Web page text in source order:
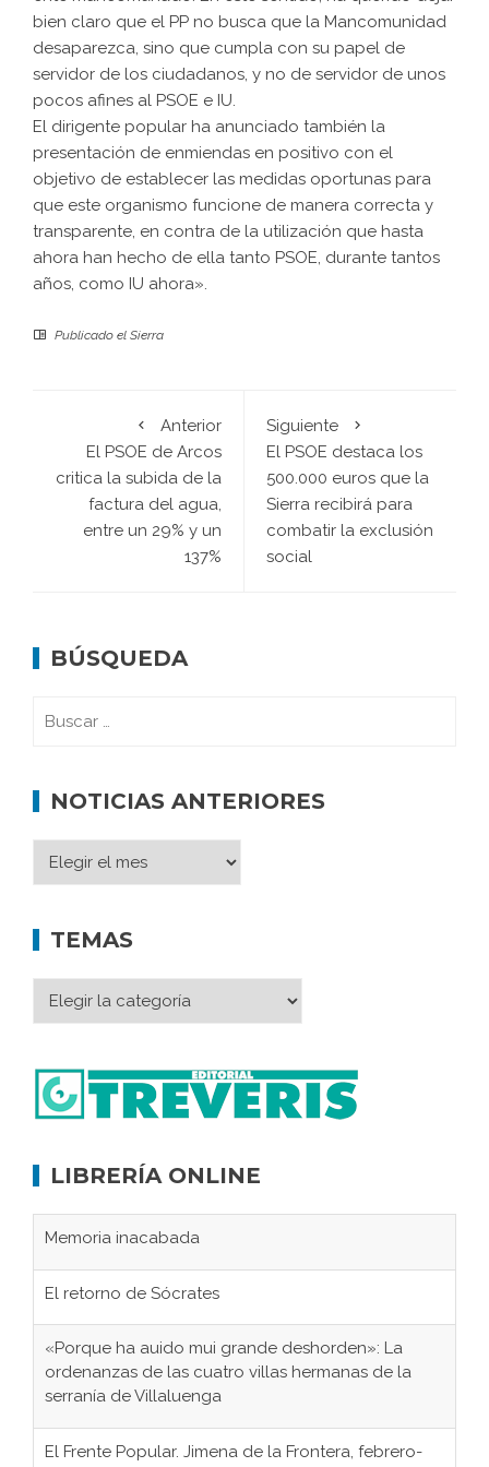
bien claro que el PP no busca que la Mancomunidad
desaparezca, sino que cumpla con su papel de
servidor de los ciudadanos, y no de servidor de unos
pocos afines al PSOE e IU.
El dirigente popular ha anunciado también la
presentación de enmiendas en positivo con el
objetivo de establecer las medidas oportunas para
que este organismo funcione de manera correcta y
transparente, en contra de la utilización que hasta
ahora han hecho de ella tanto PSOE, durante tantos
años, como IU ahora».
Publicado el Sierra
Anterior
El PSOE de Arcos
critica la subida de la
factura del agua,
entre un 29% y un
137%
Siguiente
El PSOE destaca los
500.000 euros que la
Sierra recibirá para
combatir la exclusión
social
BÚSQUEDA
NOTICIAS ANTERIORES
TEMAS
LIBRERÍA ONLINE
Memoria inacabada
El retorno de Sócrates
«Porque ha auido mui grande deshorden»: La
ordenanzas de las cuatro villas hermanas de la
serranía de Villaluenga
El Frente Popular. Jimena de la Frontera, febrero-